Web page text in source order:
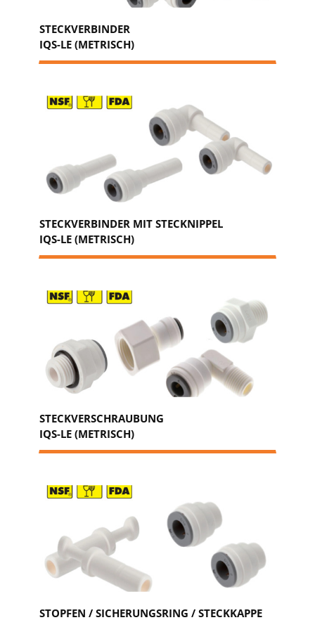
STECKVERBINDER
IQS-LE (METRISCH)
STECKVERBINDER MIT STECKNIPPEL
IQS-LE (METRISCH)
STECKVERSCHRAUBUNG
IQS-LE (METRISCH)
STOPFEN / SICHERUNGSRING / STECKKAPPE